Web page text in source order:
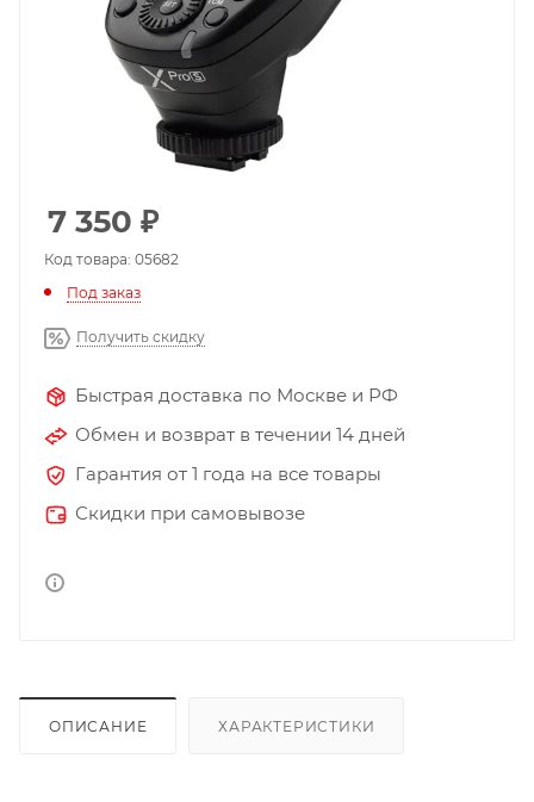
7 350 ₽
Код товара: 05682
Под заказ
Получить скидку
Быстрая доставка по Москве и РФ
Обмен и возврат в течении 14 дней
Гарантия от 1 года на все товары
Скидки при самовывозе
ОПИСАНИЕ ХАРАКТЕРИСТИКИ